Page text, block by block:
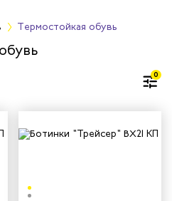
Термостойкая обувь
0